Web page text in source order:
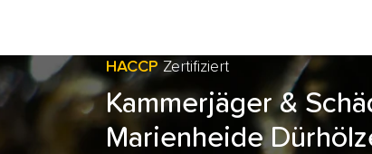
HACCP Zertifiziert
Kammerjäger &
Marienheide